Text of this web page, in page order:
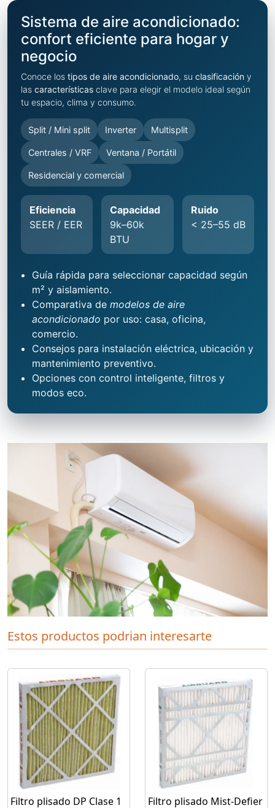
Sistema de aire acondicionado:
confort eficiente para hogar y
negocio
Conoce los tipos de aire acondicionado, su clasificación y
las características clave para elegir el modelo ideal según
tu espacio, clima y consumo.
Split / Mini split Inverter Multisplit
Centrales / VRF Ventana / Portátil
Residencial y comercial
Eficiencia
SEER / EER
Capacidad
9k–60k
BTU
Ruido
< 25–55 dB
Guía rápida para seleccionar capacidad según
m² y aislamiento.
Comparativa de modelos de aire
acondicionado por uso: casa, oficina,
comercio.
Consejos para instalación eléctrica, ubicación y
mantenimiento preventivo.
Opciones con control inteligente, filtros y
modos eco.
Estos productos podrian interesarte
Filtro plisado DP Clase 1
Filtro plisado Mist-Defier